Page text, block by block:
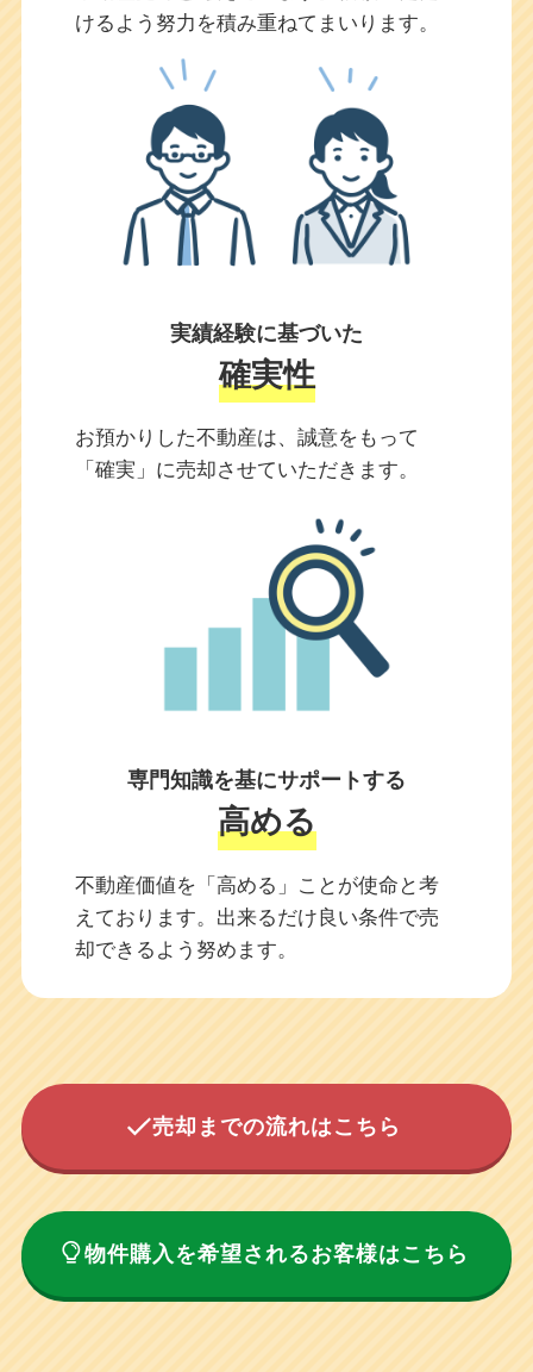
けるよう努力を積み重ねてまいります。
実績経験に基づいた
確実性
お預かりした不動産は、誠意をもって
「確実」に売却させていただきます。
専門知識を基にサポートする
高める
不動産価値を「高める」ことが使命と考
えております。出来るだけ良い条件で売
却できるよう努めます。
売却までの流れはこちら
物件購入を希望されるお客様はこちら